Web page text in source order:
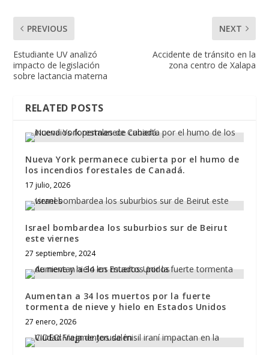
PREVIOUS
Estudiante UV analizó
impacto de legislación
sobre lactancia materna
NEXT
Accidente de tránsito en la
zona centro de Xalapa
RELATED POSTS
Nueva York permanece cubierta por el humo de
los incendios forestales de Canadá.
17 julio, 2026
Israel bombardea los suburbios sur de Beirut
este viernes
27 septiembre, 2024
Aumentan a 34 los muertos por la fuerte
tormenta de nieve y hielo en Estados Unidos
27 enero, 2026